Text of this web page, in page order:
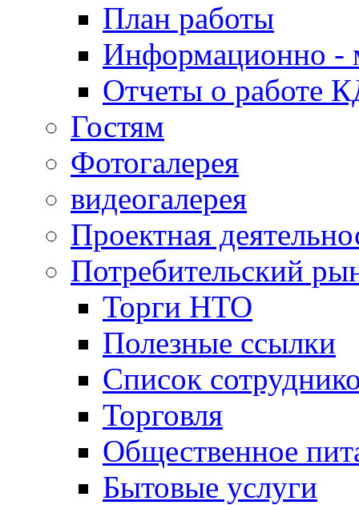
План работы
Информационно -
Отчеты о работе
Гостям
Фотогалерея
видеогалерея
Проектная
Потребительский
Торги НТО
Полезные ссылки
Список
Торговля
Общественное
Бытовые услуги